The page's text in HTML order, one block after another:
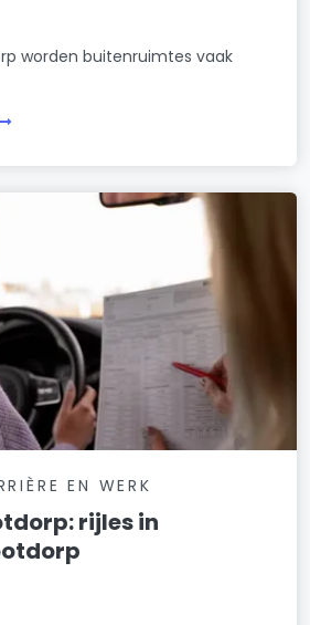
worden buitenruimtes vaak
EN WERK
rijles in